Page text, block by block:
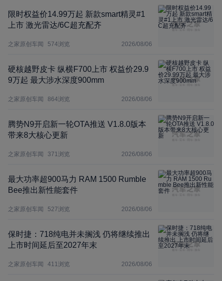
限时权益价14.99万起 新款smart精灵#1
上市 激光雷达/6C超充配齐
之家原创车闻 574浏览 2026/08/06
硬核越野皮卡 纵横F700上市 权益价29.9
9万起 最大涉水深度900mm
之家原创车闻 864浏览 2026/08/06
腾势N9开启新一轮OTA推送 V1.8.0版本
带来8大核心更新
之家原创车闻 371浏览 2026/08/06
最大功率超900马力 RAM 1500 Rumble
Bee推出新性能套件
之家原创车闻 527浏览 2026/08/06
保时捷：718纯电并未搁浅 仍将继续推出
上市时间延后至2027年末
之家原创车闻 411浏览 2026/08/06